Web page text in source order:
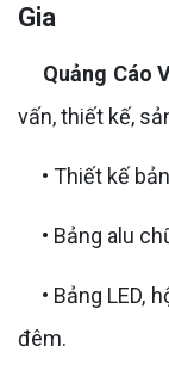
Gia
Quảng Cáo
vấn, thiết kế,
• Thiết kế
• Bảng alu
• Bảng LED,
đêm.